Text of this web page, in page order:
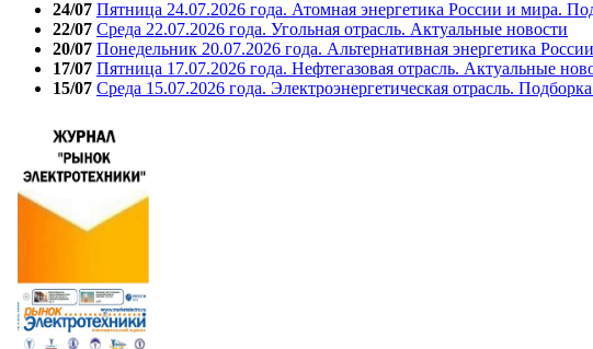
24/07 Пятница 24.07.2026 года. Атомная энергетика России и мира.
22/07 Среда 22.07.2026 года. Угольная отрасль. Актуальные новости
20/07 Понедельник 20.07.2026 года. Альтернативная энергетика
17/07 Пятница 17.07.2026 года. Нефтегазовая отрасль. Актуальные
15/07 Среда 15.07.2026 года. Электроэнергетическая отрасль.